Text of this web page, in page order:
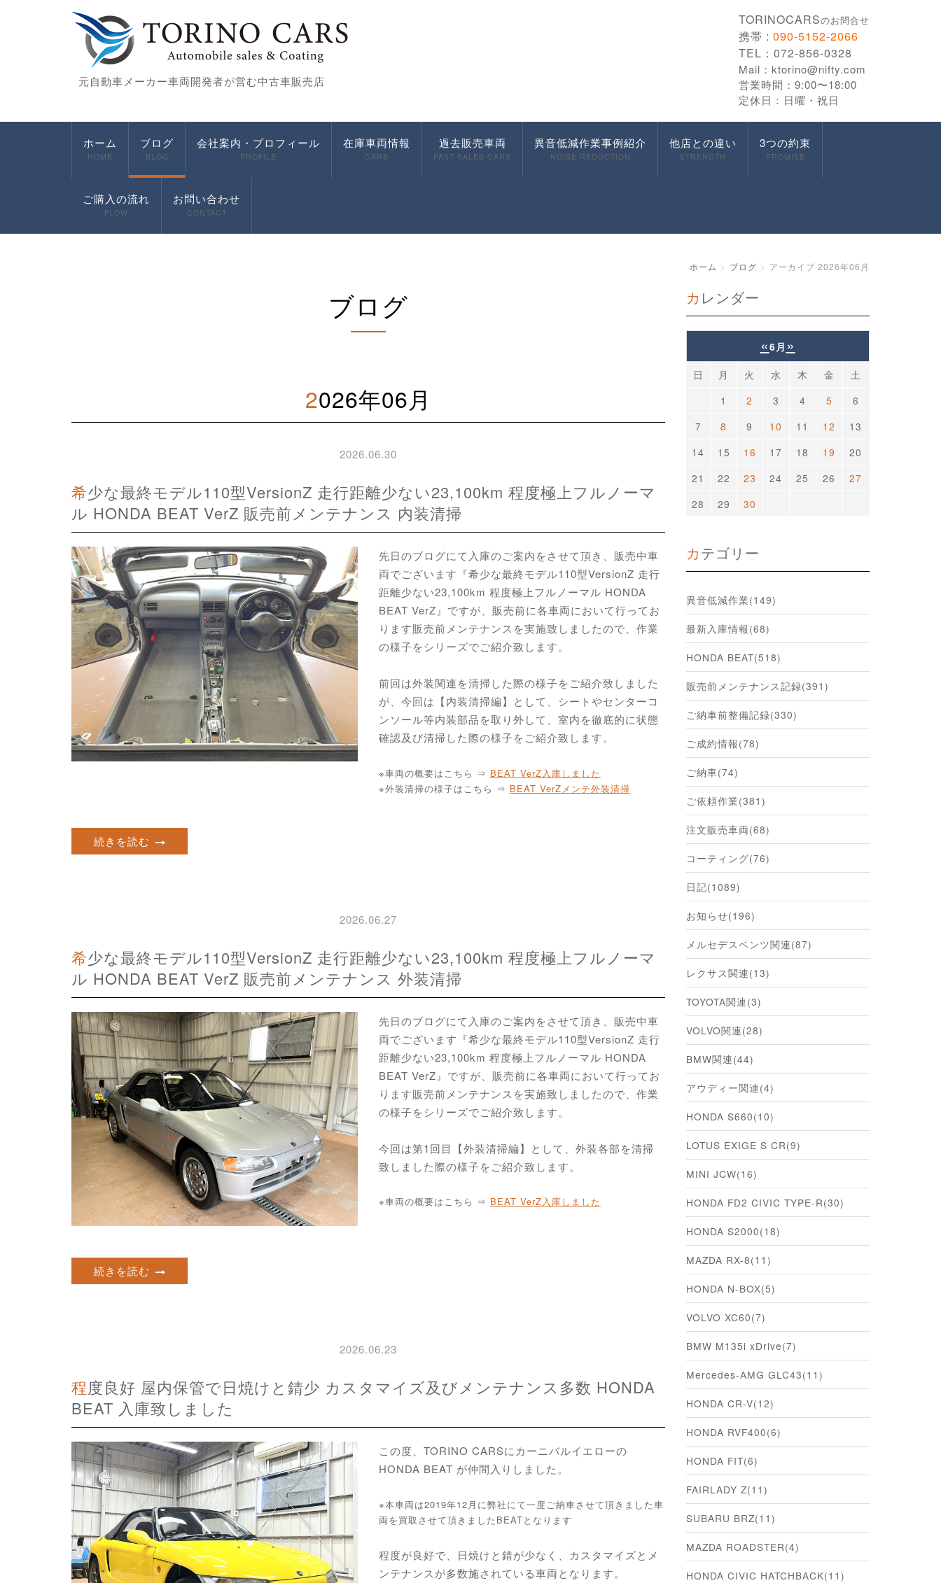
元自動車メーカー車両開発者が営む中古車販売店
TORINOCARSのお問合せ
携帯 : 090-5152-2066
TEL：072-856-0328
Mail： ktorino@nifty.com
営業時間：9:00〜18:00
定休日：日曜・祝日
ホーム
HOME
ブログ
BLOG
会社案内・プロフィール
PROFILE
在庫車両情報
CARS
過去販売車両
PAST SALES CARS
異音低減作業事例紹介
NOISE REDUCTION
他店との違い
STRENGTH
3つの約束
PROMISE
ご購入の流れ
FLOW
お問い合わせ
CONTACT
ホーム ブログ アーカイブ 2026年06月
ブログ
2026年06月
2026.06.30
希少な最終モデル110型VersionZ 走行距離少ない23,100km 程度極上フルノーマ
ル HONDA BEAT VerZ 販売前メンテナンス 内装清掃
先日のブログにて入庫のご案内をさせて頂き、販売中車
両でございます『希少な最終モデル110型VersionZ 走行
距離少ない23,100km 程度極上フルノーマル HONDA
BEAT VerZ』ですが、販売前に各車両において行ってお
ります販売前メンテナンスを実施致しましたので、作業
の様子をシリーズでご紹介致します。
前回は外装関連を清掃した際の様子をご紹介致しました
が、今回は【内装清掃編】として、シートやセンターコ
ンソール等内装部品を取り外して、室内を徹底的に状態
確認及び清掃した際の様子をご紹介致します。
※車両の概要はこちら ⇒ BEAT VerZ入庫しました
※外装清掃の様子はこちら ⇒ BEAT VerZメンテ外装清掃
続きを読む
2026.06.27
希少な最終モデル110型VersionZ 走行距離少ない23,100km 程度極上フルノーマ
ル HONDA BEAT VerZ 販売前メンテナンス 外装清掃
先日のブログにて入庫のご案内をさせて頂き、販売中車
両でございます『希少な最終モデル110型VersionZ 走行
距離少ない23,100km 程度極上フルノーマル HONDA
BEAT VerZ』ですが、販売前に各車両において行ってお
ります販売前メンテナンスを実施致しましたので、作業
の様子をシリーズでご紹介致します。
今回は第1回目【外装清掃編】として、外装各部を清掃
致しました際の様子をご紹介致します。
※車両の概要はこちら ⇒ BEAT VerZ入庫しました
続きを読む
2026.06.23
程度良好 屋内保管で日焼けと錆少 カスタマイズ及びメンテナンス多数 HONDA
BEAT 入庫致しました
この度、TORINO CARSにカーニバルイエローの
HONDA BEAT が仲間入りしました。
※本車両は2019年12月に弊社にて一度ご納車させて頂きました車
両を買取させて頂きましたBEATとなります
程度が良好で、日焼けと錆が少なく、カスタマイズとメ
ンテナンスが多数施されている車両となります。
カレンダー
«6月 »
日 月 火 水 木 金
土
1
2 3 4 5
6
7
8 9 10 11 12
13
14
15 16 17 18 19
20
21
22 23 24 25 26
27
28
29 30
カテゴリー
異音低減作業(149)
最新入庫情報(68)
HONDA BEAT(518)
販売前メンテナンス記録(391)
ご納車前整備記録(330)
ご成約情報(78)
ご納車(74)
ご依頼作業(381)
注文販売車両(68)
コーティング(76)
日記(1089)
お知らせ(196)
メルセデスベンツ関連(87)
レクサス関連(13)
TOYOTA関連(3)
VOLVO関連(28)
BMW関連(44)
アウディー関連(4)
HONDA S660(10)
LOTUS EXIGE S CR(9)
MINI JCW(16)
HONDA FD2 CIVIC TYPE-R(30)
HONDA S2000(18)
MAZDA RX-8(11)
HONDA N-BOX(5)
VOLVO XC60(7)
BMW M135i xDrive(7)
Mercedes-AMG GLC43(11)
HONDA CR-V(12)
HONDA RVF400(6)
HONDA FIT(6)
FAIRLADY Z(11)
SUBARU BRZ(11)
MAZDA ROADSTER(4)
HONDA CIVIC HATCHBACK(11)